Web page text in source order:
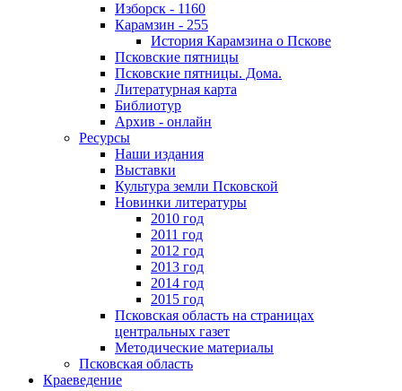
Изборск - 1160
Карамзин - 255
История Карамзина о Пскове
Псковские пятницы
Псковские пятницы. Дома.
Литературная карта
Библиотур
Архив - онлайн
Ресурсы
Наши издания
Выставки
Культура земли Псковской
Новинки литературы
2010 год
2011 год
2012 год
2013 год
2014 год
2015 год
Псковская область на страницах
центральных газет
Методические материалы
Псковская область
Краеведение